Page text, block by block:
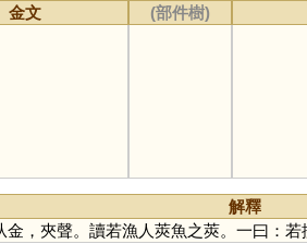
金文 (部件樹)
解釋
，夾聲。讀若漁人莢魚之莢。一曰：若